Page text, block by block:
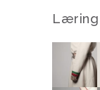
Læring